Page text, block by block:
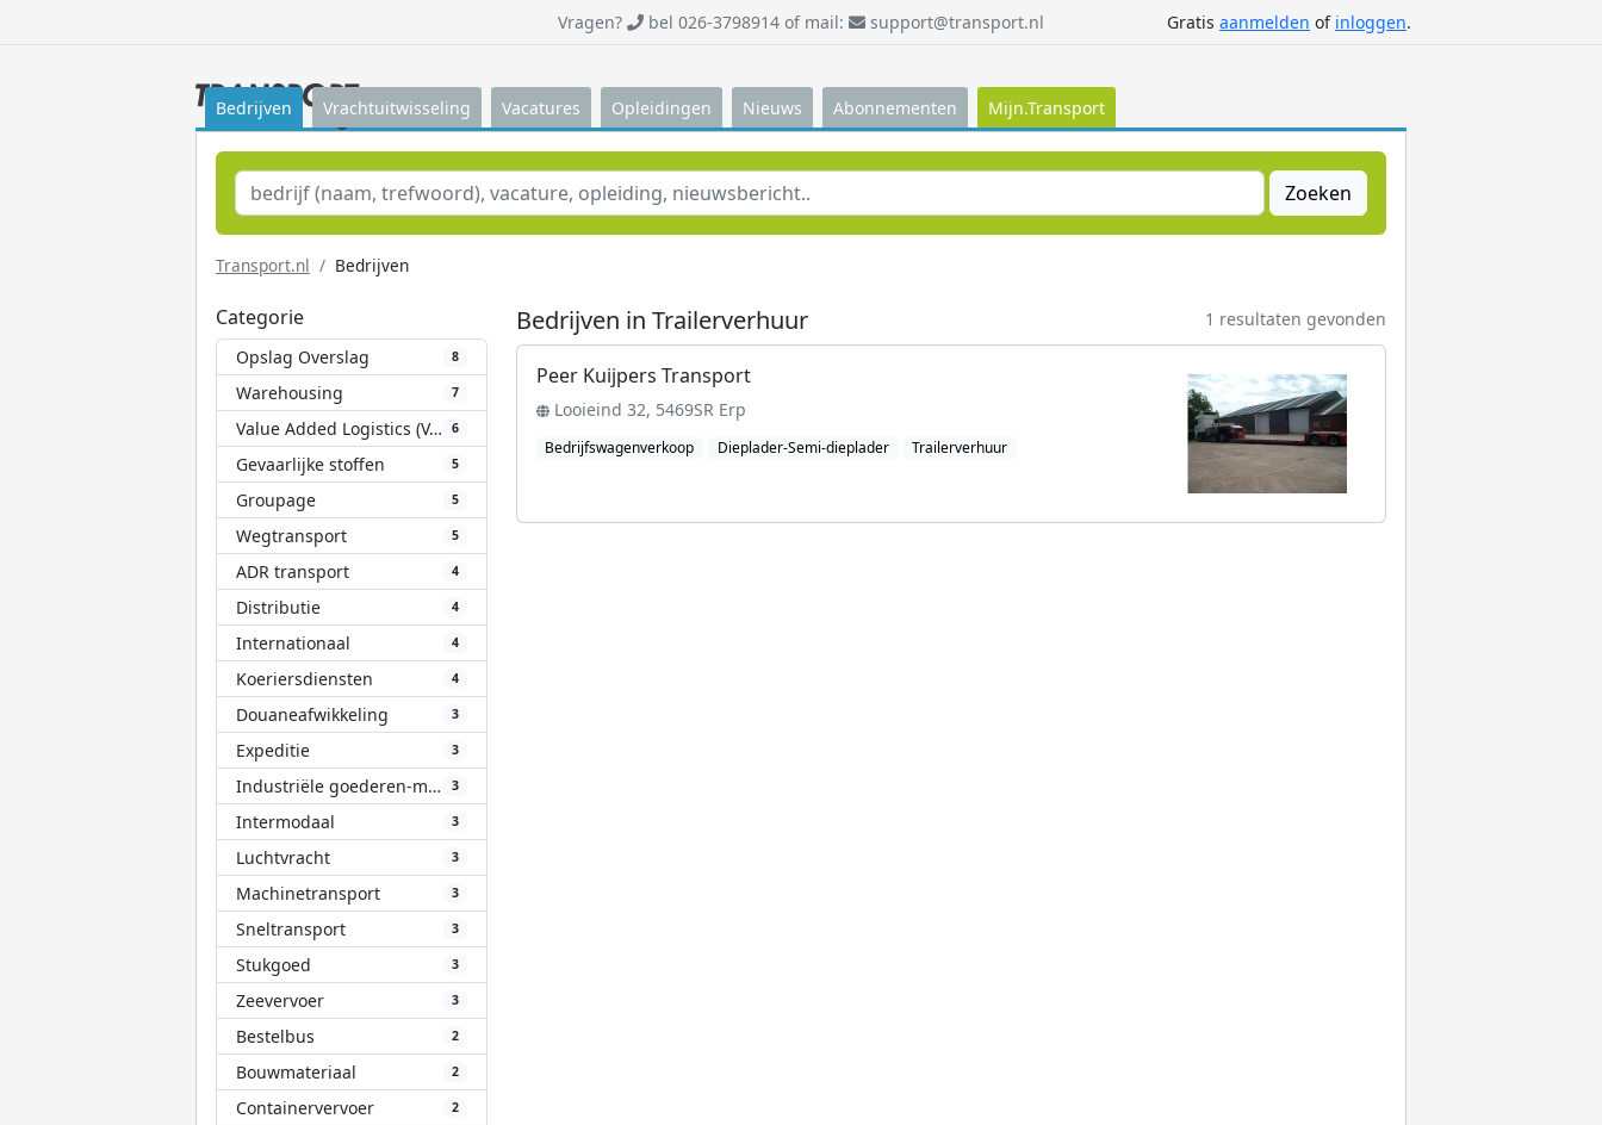
Vragen? bel 026-3798914 of mail: support@transport.nl Gratis aanmelden of inloggen.
Bedrijven Vrachtuitwisseling Vacatures Opleidingen Nieuws Abonnementen Mijn.Transport
Zoeken
Transport.nl Bedrijven
Categorie
Opslag Overslag 8
Warehousing 7
Value Added Logistics (VAL) 6
Gevaarlijke stoffen 5
Groupage 5
Wegtransport 5
ADR transport 4
Distributie 4
Internationaal 4
Koeriersdiensten 4
Douaneafwikkeling 3
Expeditie 3
Industriële goederen-materialen 3
Intermodaal 3
Luchtvracht 3
Machinetransport 3
Sneltransport 3
Stukgoed 3
Zeevervoer 3
Bestelbus 2
Bouwmateriaal 2
Containervervoer 2
1 resultaten gevonden
Bedrijven in Trailerverhuur
Peer Kuijpers Transport
Looieind 32, 5469SR Erp
Bedrijfswagenverkoop Dieplader-Semi-dieplader Trailerverhuur